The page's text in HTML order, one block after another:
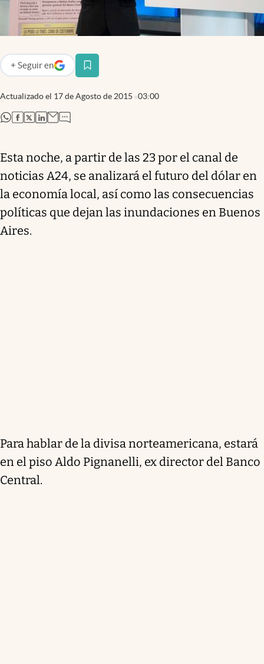
Eventos Corporativos
Mediakit
Argentina
Actualizado el 17 de Agosto de 2015 03:00
+ Seguir en
abre en nueva pestaña
abre en nueva pestaña
abre en nueva pestaña
abre en nueva pestaña
abre en nueva pestaña
Esta noche, a partir de las 23 por el canal de
noticias A24, se analizará el futuro del dólar en
la economía local, así como las consecuencias
políticas que dejan las inundaciones en Buenos
Aires.
Para hablar de la divisa norteamericana, estará
en el piso Aldo Pignanelli, ex director del Banco
Central.